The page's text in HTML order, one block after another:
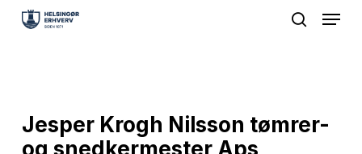
Skip
Menu
Jesper Krogh Nilsson tømrer-
og snedkermester Aps